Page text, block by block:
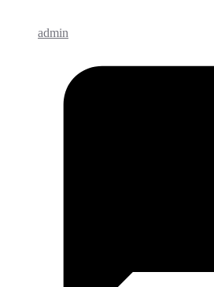
admin